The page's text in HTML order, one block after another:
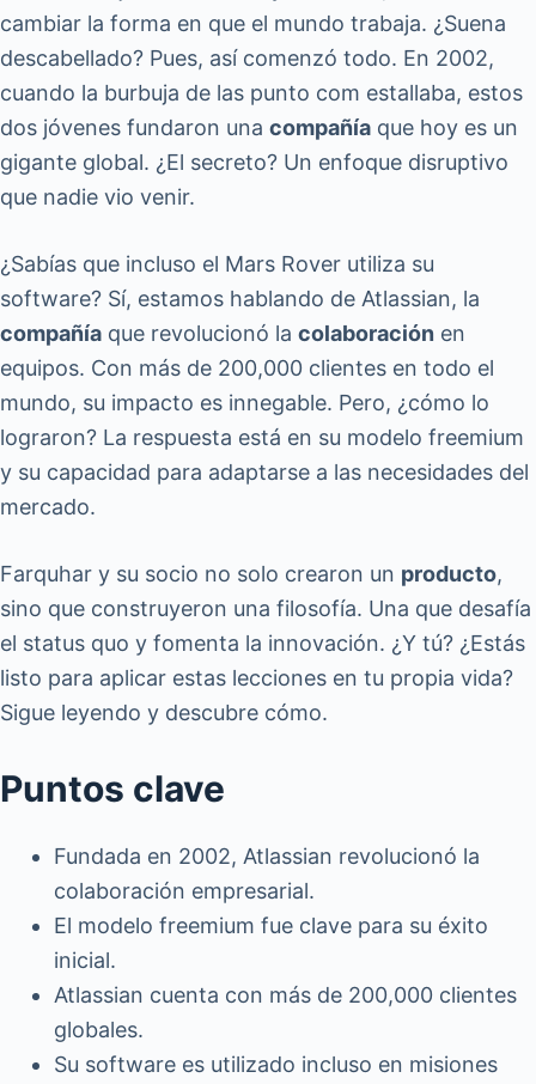
cambiar la forma en que el mundo trabaja. ¿Suena
descabellado? Pues, así comenzó todo. En 2002,
cuando la burbuja de las punto com estallaba, estos
dos jóvenes fundaron una compañía que hoy es un
gigante global. ¿El secreto? Un enfoque disruptivo
que nadie vio venir.
¿Sabías que incluso el Mars Rover utiliza su
software? Sí, estamos hablando de Atlassian, la
compañía que revolucionó la colaboración en
equipos. Con más de 200,000 clientes en todo el
mundo, su impacto es innegable. Pero, ¿cómo lo
lograron? La respuesta está en su modelo freemium
y su capacidad para adaptarse a las necesidades del
mercado.
Farquhar y su socio no solo crearon un producto,
sino que construyeron una filosofía. Una que desafía
el status quo y fomenta la innovación. ¿Y tú? ¿Estás
listo para aplicar estas lecciones en tu propia vida?
Sigue leyendo y descubre cómo.
Puntos clave
Fundada en 2002, Atlassian revolucionó la
colaboración empresarial.
El modelo freemium fue clave para su éxito
inicial.
Atlassian cuenta con más de 200,000 clientes
globales.
Su software es utilizado incluso en misiones